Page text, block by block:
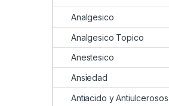
Analgesico
Analgesico Topico
Anestesico
Ansiedad
Antiacido y Antiulcerosos